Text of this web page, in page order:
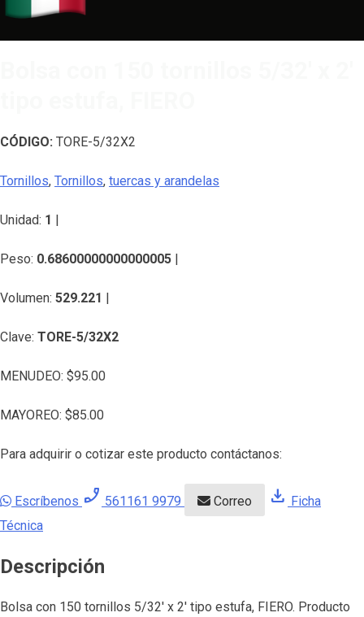
CÓDIGO: TORE-5/32X2
Tornillos, Tornillos, tuercas y arandelas
Unidad: 1 |
Peso: 0.68600000000000005 |
Volumen: 529.221 |
Clave: TORE-5/32X2
MENUDEO: $95.00
MAYOREO: $85.00
Para adquirir o cotizar este producto contáctanos:
Escríbenos phone_enabled 561161 9979 Correo download Ficha
Técnica
Descripción
Bolsa con 150 tornillos 5/32′ x 2′ tipo estufa, FIERO. Producto